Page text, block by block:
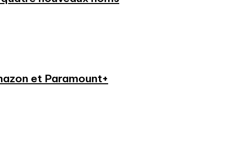
et Paramount+